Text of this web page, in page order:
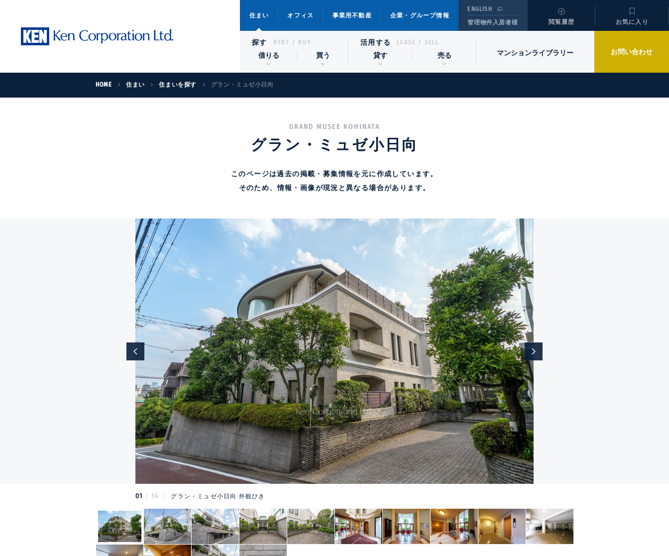
住まい オフィス 事業用不動産 企業・グループ情報
ENGLISH
管理物件入居者様
閲覧履歴 お気に入り
探す RENT / BUY
借りる 買う
活用する LEASE / SELL
貸す 売る マンションライブラリー お問い合わせ
HOME 住まい 住まいを探す グラン・ミュゼ小日向
GRAND MUSEE KOHINATA
グラン・ミュゼ小日向
このページは過去の掲載・募集情報を元に作成しています。
そのため、情報・画像が現況と異なる場合があります。
01 14 グラン・ミュゼ小日向 外観ひき